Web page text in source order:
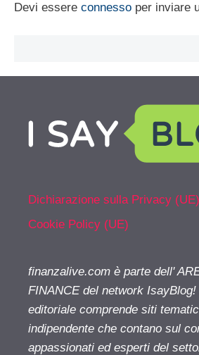
Devi essere connesso per inviare
Dichiarazione sulla Privacy (UE)
Cookie Policy (UE)
finanzalive.com è parte dell'
FINANCE del network
editoriale comprende siti
indipendente che contano sul
appassionati ed esperti del